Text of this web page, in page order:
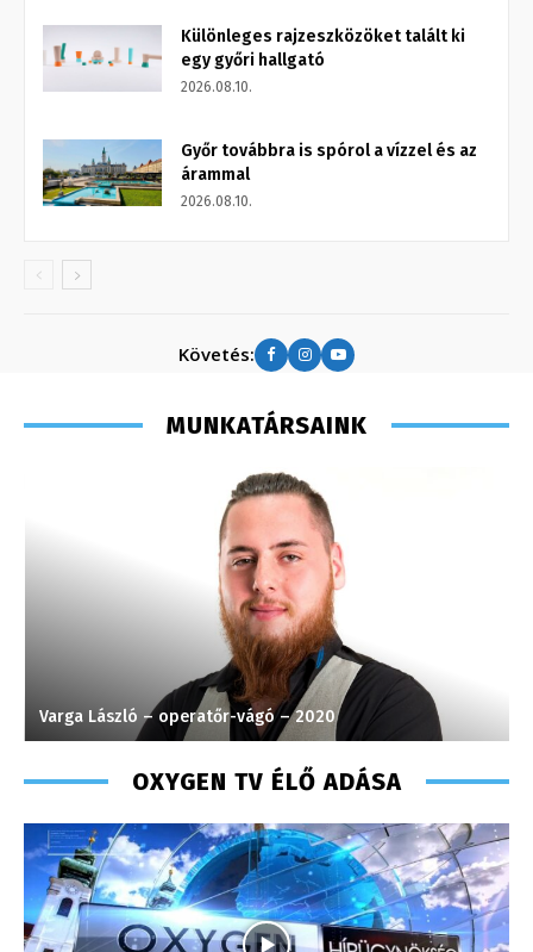
Különleges rajzeszközöket talált ki
egy győri hallgató
2026.08.10.
Győr továbbra is spórol a vízzel és az
árammal
2026.08.10.
Követés:
MUNKATÁRSAINK
Varga László – operatőr-vágó – 2020
OXYGEN TV ÉLŐ ADÁSA